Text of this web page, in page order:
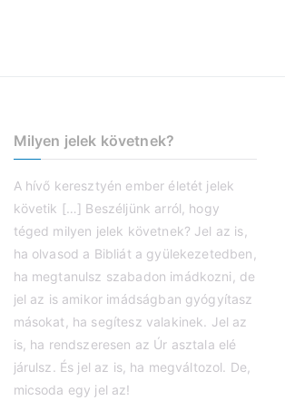
Milyen jelek követnek?
A hívő keresztyén ember életét jelek
követik […] Beszéljünk arról, hogy
téged milyen jelek követnek? Jel az is,
ha olvasod a Bibliát a gyülekezetedben,
ha megtanulsz szabadon imádkozni, de
jel az is amikor imádságban gyógyítasz
másokat, ha segítesz valakinek. Jel az
is, ha rendszeresen az Úr asztala elé
járulsz. És jel az is, ha megváltozol. De,
micsoda egy jel az!